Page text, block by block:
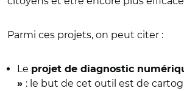
Parmi ces projets, on peut citer :
Le projet de diagnostic
» : le but de cet outil est de